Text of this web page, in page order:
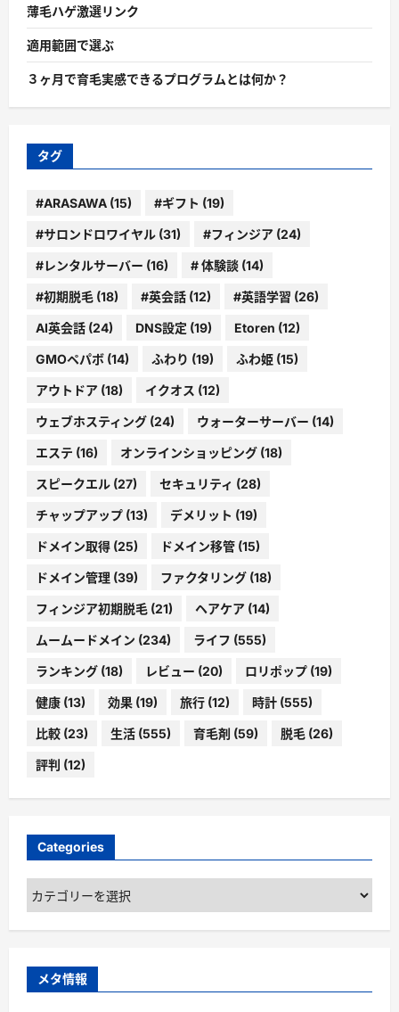
薄毛ハゲ激選リンク
適用範囲で選ぶ
３ヶ月で育毛実感できるプログラムとは何か？
タグ
#ARASAWA (15) #ギフト (19)
#サロンドロワイヤル (31) #フィンジア (24)
#レンタルサーバー (16) # 体験談 (14)
#初期脱毛 (18) #英会話 (12) #英語学習 (26)
AI英会話 (24) DNS設定 (19) Etoren (12)
GMOペパボ (14) ふわり (19) ふわ姫 (15)
アウトドア (18) イクオス (12)
ウェブホスティング (24) ウォーターサーバー (14)
エステ (16) オンラインショッピング (18)
スピークエル (27) セキュリティ (28)
チャップアップ (13) デメリット (19)
ドメイン取得 (25) ドメイン移管 (15)
ドメイン管理 (39) ファクタリング (18)
フィンジア初期脱毛 (21) ヘアケア (14)
ムームードメイン (234) ライフ (555)
ランキング (18) レビュー (20) ロリポップ (19)
健康 (13) 効果 (19) 旅行 (12) 時計 (555)
比較 (23) 生活 (555) 育毛剤 (59) 脱毛 (26)
評判 (12)
Categories
Categories
メタ情報